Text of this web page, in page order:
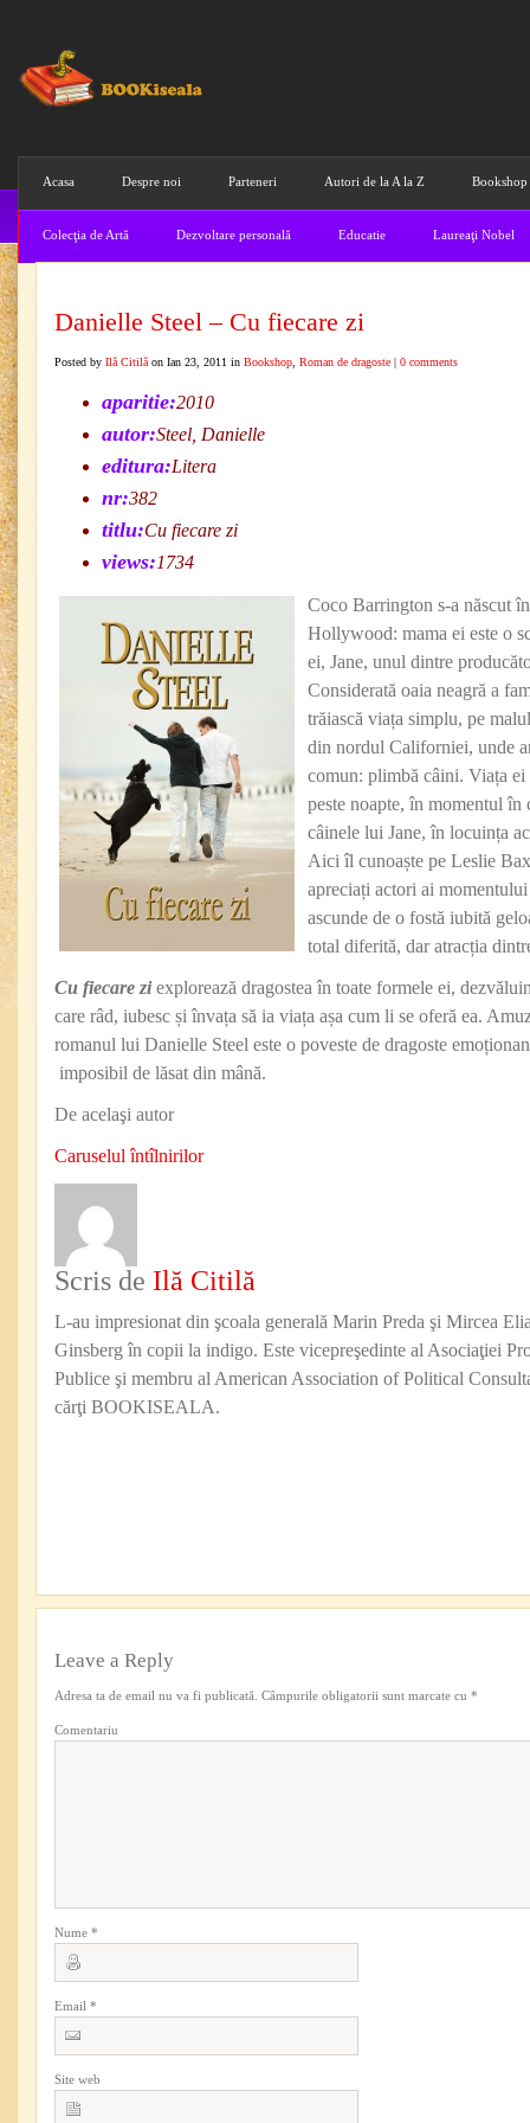
Acasa Despre noi Parteneri Autori de la A la Z Bookshop
Colecţia de Artă Dezvoltare personală Educatie Laureaţi Nobel
Danielle Steel – Cu fiecare zi
Posted by Ilă Citilă on Ian 23, 2011 in Bookshop Roman de dragoste | 0 comments
aparitie:2010
autor:Steel, Danielle
editura:Litera
nr:382
titlu:Cu fiecare zi
views:1734
Coco Barrington s-a născut
Hollywood: mama ei este o
ei, Jane, unul dintre
Considerată oaia neagră a
trăiască viața simplu, pe
din nordul Californiei, unde
comun: plimbă câini. Viața ei
peste noapte, în momentul în
câinele lui Jane, în locuința
Aici îl cunoaște pe Leslie
apreciați actori ai
ascunde de o fostă iubită
total diferită, dar atracția
Cu fiecare ziexplorează dragostea în toate formele ei,
care râd, iubesc și învața să ia viața așa cum li se oferă ea.
romanul lui Danielle Steel este o poveste de dragoste
imposibil de lăsat din mână.
De acelaşi autor
Caruselul întîlnirilor
Scris de Ilă Citilă
L-au impresionat din şcoala generală Marin Preda şi Mircea
Ginsberg în copii la indigo. Este vicepreşedinte al Asociaţiei
Publice şi membru al American Association of Political
cărţi BOOKISEALA.
Leave a Reply
Adresa ta de email nu va fi publicată. Câmpurile obligatorii sunt marcate cu *
Comentariu
Nume *
Email *
Site web